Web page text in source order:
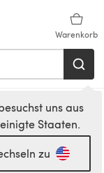
Warenkorb
uns aus
Staaten.
zu
Knitting
Wool